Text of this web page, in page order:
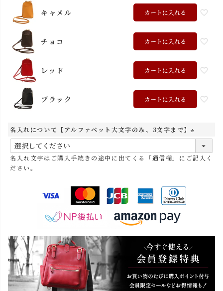
キャメル カートに入れる
チョコ カートに入れる
レッド カートに入れる
ブラック カートに入れる
名入れについて【アルファベット大文字のみ、3文字まで】
必
須
名入れ文字はご購入手続きの途中に出てくる「通信欄」にご記入く
ださい。